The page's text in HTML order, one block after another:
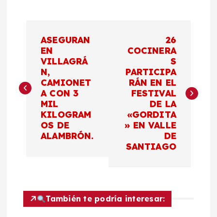
v
e
ASEGURAN
EN
VILLAGRÁ
N,
CAMIONET
A CON 3
MIL
KILOGRAM
OS DE
ALAMBRÓN.
26
COCINERA
S
PARTICIPA
RÁN EN EL
FESTIVAL
DE LA
«GORDITA
» EN VALLE
DE
SANTIAGO
También te podría interesar: